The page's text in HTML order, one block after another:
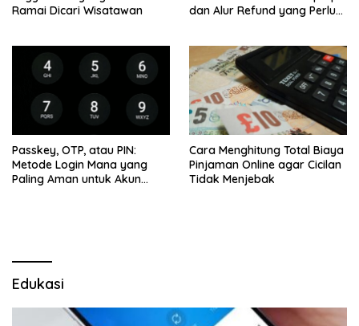
Ramai Dicari Wisatawan
dan Alur Refund yang Perlu
Passkey, OTP, atau PIN:
Metode Login Mana yang
Paling Aman untuk Akun
Cara Menghitung Total Biaya
Pinjaman Online agar Cicilan
Tidak Menjebak
Edukasi